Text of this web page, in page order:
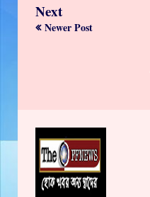
Next
Newer Post